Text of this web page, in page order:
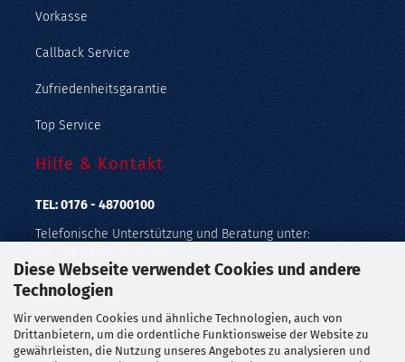
Diese Webseite verwendet Cookies und andere
Technologien
Wir verwenden Cookies und ähnliche Technologien, auch von
Drittanbietern, um die ordentliche Funktionsweise der Website zu
gewährleisten, die Nutzung unseres Angebotes zu analysieren und
Vorkasse
Callback Service
Zufriedenheitsgarantie
Top Service
Hilfe & Kontakt
TEL: 0176 - 48700100
Telefonische Unterstützung und Beratung unter:
Geprüfter Online Shop mit Geld-zurück-Garantie.
Callback Service
Merkzettel